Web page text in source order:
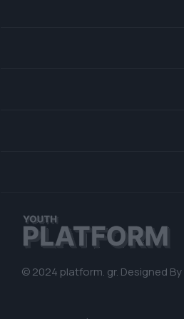
© 2024 platform. gr. Designed By